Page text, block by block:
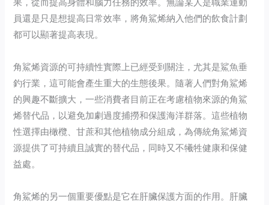
員還是只是想提高日常效率，將角鯊烯納入他們的飲食計劃
都可以顯著提高表現。
角鯊烯資源的可持續性實際上已經受到關注，尤其是鯊魚垂
釣行業，這可能會產生重大的生態後果。隨著人們對角鯊烯
的興趣不斷擴大，一些消費者目前正在考慮植物來源的角鯊
烯替代品，以避免加劇過度捕撈和保護海洋群落。這些植物
性選擇由橄欖、甘蔗和其他植物成分組成，為傳統角鯊烯資
源提供了可持續且誠實的替代品，同時又不犧牲健康和保健
益處。
角鯊烯的另一個重要優點是它在肝臟保護方面的作用。肝臟